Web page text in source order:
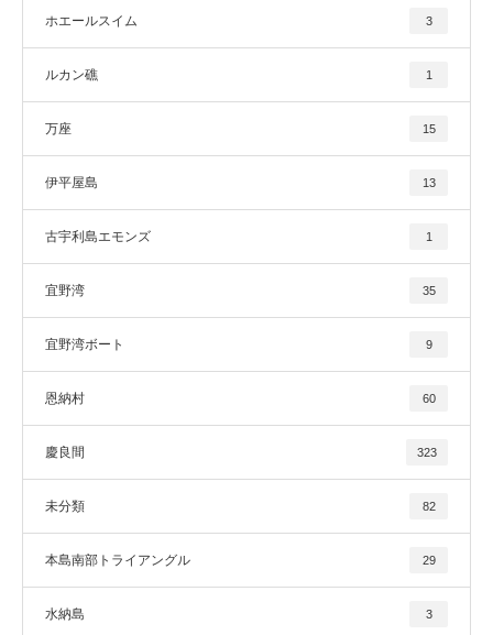
ホエールスイム 3
ルカン礁 1
万座 15
伊平屋島 13
古宇利島エモンズ 1
宜野湾 35
宜野湾ボート 9
恩納村 60
慶良間 323
未分類 82
本島南部トライアングル 29
水納島 3